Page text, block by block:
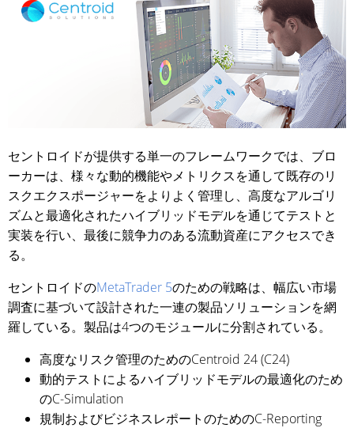
セントロイドが提供する単一のフレームワークでは、ブロ
ーカーは、様々な動的機能やメトリクスを通して既存のリ
スクエクスポージャーをよりよく管理し、高度なアルゴリ
ズムと最適化されたハイブリッドモデルを通じてテストと
実装を行い、最後に競争力のある流動資産にアクセスでき
る。
セントロイドのMetaTrader 5のための戦略は、幅広い市場
調査に基づいて設計された一連の製品ソリューションを網
羅している。製品は4つのモジュールに分割されている。
高度なリスク管理のためのCentroid 24 (C24)
動的テストによるハイブリッドモデルの最適化のため
のC-Simulation
規制およびビジネスレポートのためのC-Reporting